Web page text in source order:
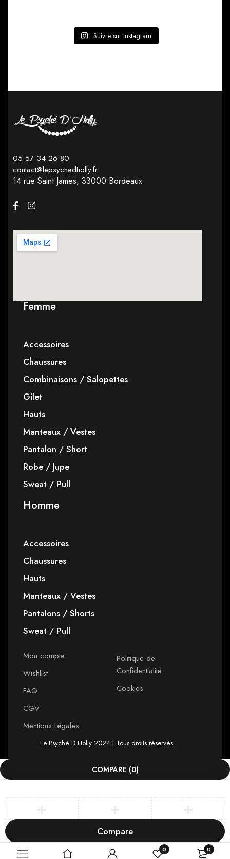
0 0
Suivre sur Instagram
05 57 34 26 80
contact@lepsychedholly.fr
14 rue Saint James, 33000 Bordeaux
Femme
Accessoires
Chaussures
Combinaisons / Salopettes
Gilet
Hauts
Manteaux / Vestes
Pantalon / Short
Robe / Jupe
Sweat / Pull
Homme
Accessoires
Chaussures
Hauts
Manteaux / Vestes
Pantalons / Shorts
Sweat / Pull
Mon compte
Wishlist
FAQ
CGV
Mentions Légales
Politique de
Confidentialité
Cookies
Le Psyché D’Holly 2024 | Tous droits réservés
COMPARE (0)
Compare
Remove all products